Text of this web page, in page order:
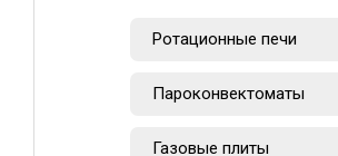
Ротационные печи
Пароконвектоматы
Газовые плиты